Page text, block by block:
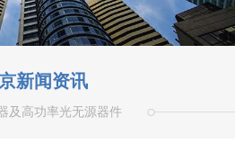
新闻资讯
及高功率光无源器件